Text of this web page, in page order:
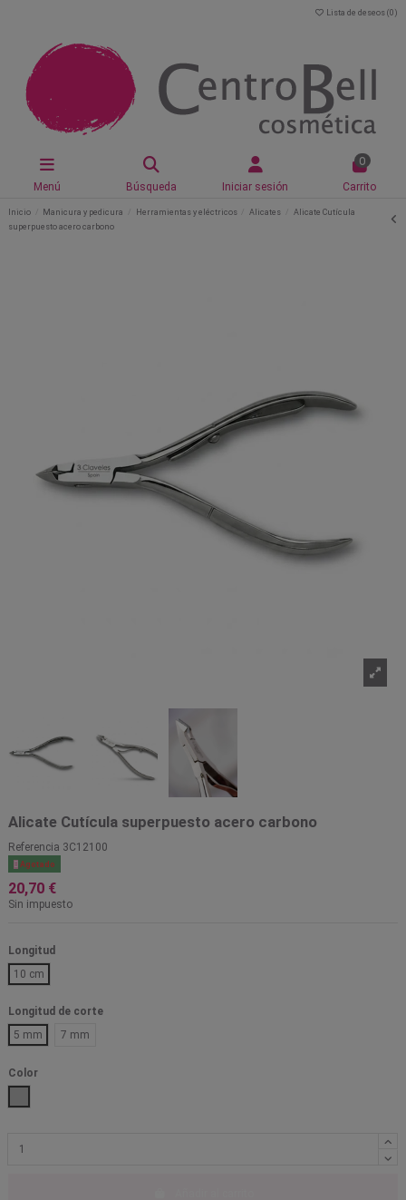
Lista de deseos (0 )
Menú Búsqueda Iniciar sesión
0
Carrito
Inicio Manicura y pedicura Herramientas y eléctricos Alicates
Alicate Cutícula
superpuesto acero carbono
Alicate Cutícula superpuesto acero carbono
Referencia 3C12100
 Agotado
20,70 €
Sin impuesto
Longitud
10 cm
Longitud de corte
5 mm
7 mm
Color